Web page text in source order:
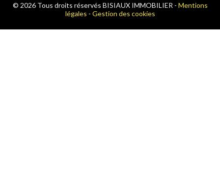
© 2026 Tous droits réservés BISIAUX IMMOBILIER - Mentions
légales - Gestion des cookies